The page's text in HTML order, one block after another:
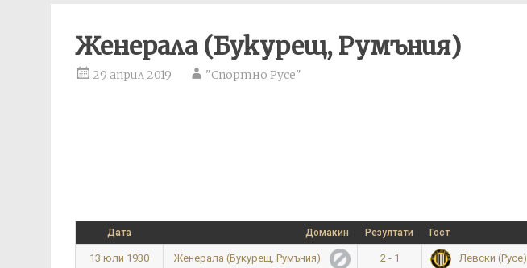
Женерала (Букурещ, Румъния)
29 април 2019 "Спортно Русе"
Дата Домакин Резултати Гост
13 юли 1930 Женерала (Букурещ, Румъния) 2 - 1 Левски (Русе)